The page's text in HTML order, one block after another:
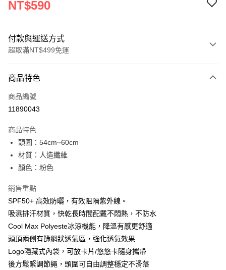
NT$590
付款與運送方式
超取滿NT$499免運
信用卡一次付款
超商取貨付款
Apple Pay
街口支付
Google Pay
全盈+PAY
【大哥付你分期使用說明】
1.本服務由台灣大哥大提供，台灣大哥大用戶可立即使用無須另外申請。
AFTEE先享後付
商品特色
商品編號
11890043
商品特色
頭圍：54cm~60cm
材質：人造纖維
顏色：粉色
銷售重點
SPF50+ 高效防曬，有效阻隔紫外線。
吸濕排汗材質，快乾長時間配戴不悶熱，不防水
Cool Max Polyeste冰涼機能，降溫有感更舒適
頭頂兩側有篩網狀透氣區，強化透氣效果
Logo隱藏式內袋，可放卡片/悠悠卡隨身攜帶
後方鬆緊調節繩，頭圍可自由調整穩定不滑落